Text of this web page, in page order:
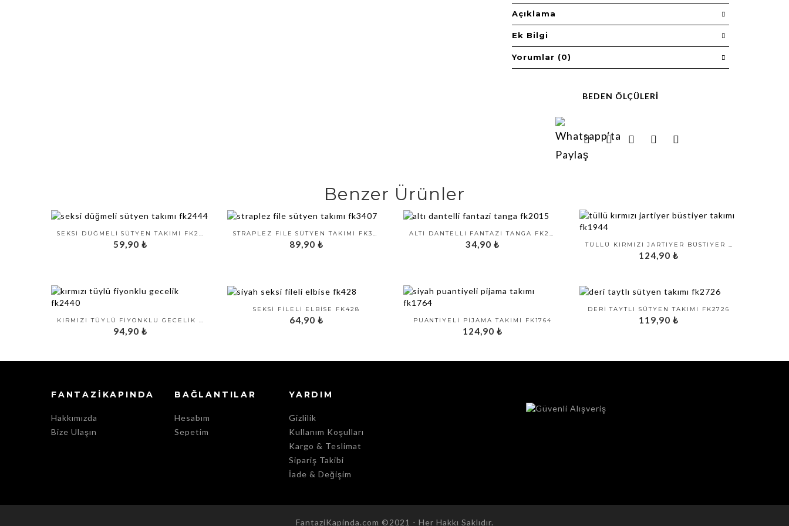
Açıklama
Ek Bilgi
Yorumlar (0)
BEDEN ÖLÇÜLERI
Benzer Ürünler
SEKSI DÜĞMELI SÜTYEN TAKIMI FK2444
59,90 ₺
STRAPLEZ FILE SÜTYEN TAKIMI FK3407
89,90 ₺
ALTI DANTELLI FANTAZI TANGA FK2015
34,90 ₺
124,90 ₺
94,90 ₺
SEKSI FILELI ELBISE FK428
64,90 ₺ PUANTIYELI PIJAMA TAKIMI FK1764
124,90 ₺
DERI TAYTLI SÜTYEN TAKIMI FK2726
119,90 ₺
FANTAZIKAPINDA
Hakkımızda
Bize Ulaşın
BAĞLANTILAR
Hesabım
Sepetim
YARDIM
Gizlilik
Kullanım Koşulları
Kargo & Teslimat
Sipariş Takibi
İade & Değişim
FantaziKapinda.com ©2021 - Her Hakkı Saklıdır.